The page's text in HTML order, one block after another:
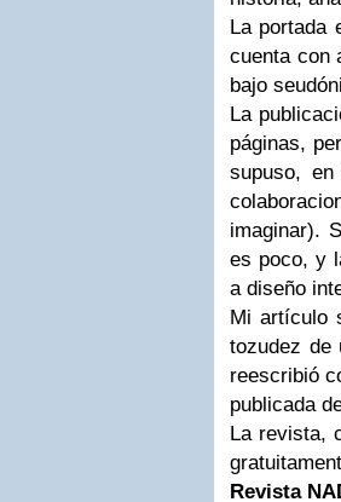
La portada
cuenta con
bajo
La
páginas,
supuso,
imaginar).
es poco, y
a diseño
Mi artículo
tozudez de
reescribió
publicada
La revista,
Revista